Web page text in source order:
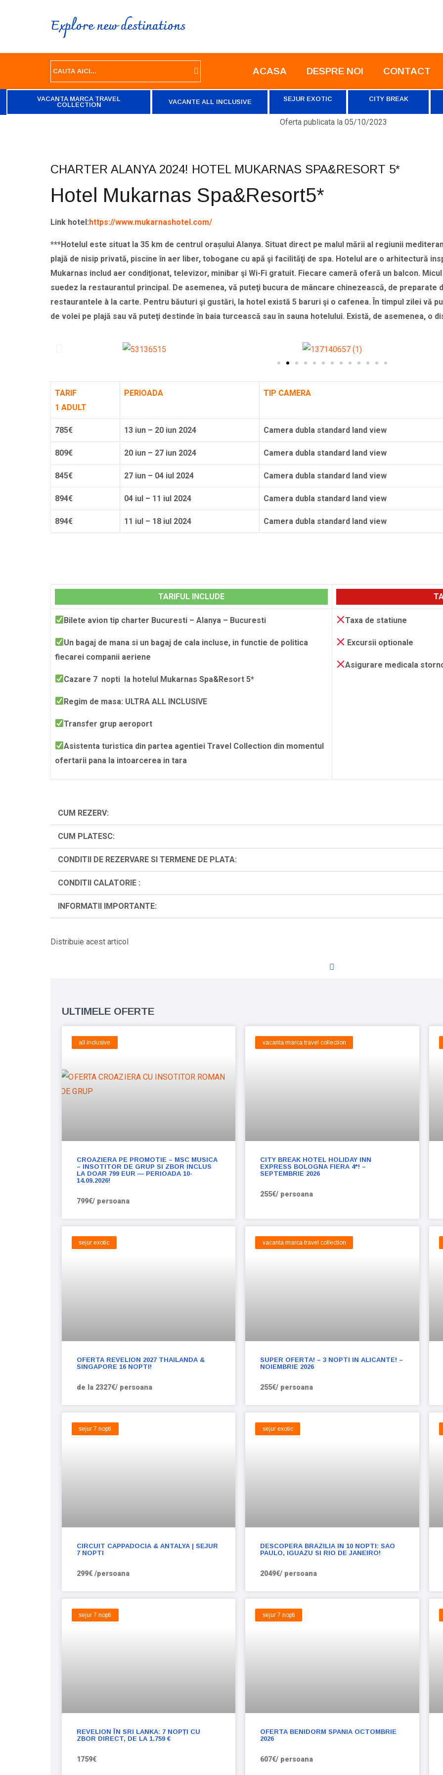
Explore new destinations
ACASA DESPRE NOI CONTACT
VACANTA MARCA TRAVEL
COLLECTION
VACANTE ALL INCLUSIVE SEJUR EXOTIC CITY BREAK
Oferta publicata la 05/10/2023
CHARTER ALANYA 2024! HOTEL MUKARNAS SPA&RESORT 5*
Hotel Mukarnas Spa&Resort5*
Link hotel: https://www.mukarnashotel.com/
***Hotelul este situat la 35 km de centrul orașului Alanya. Situat direct pe malul mării al regiunii
plajă de nisip privată, piscine în aer liber, tobogane cu apă şi facilităţi de spa. Hotelul are o arhitectură
Mukarnas includ aer condiţionat, televizor, minibar şi Wi-Fi gratuit. Fiecare cameră oferă un balcon.
suedez la restaurantul principal. De asemenea, vă puteţi bucura de mâncare chinezească, de preparate
restaurantele à la carte. Pentru băuturi şi gustări, la hotel există 5 baruri şi o cafenea. În timpul zilei vă
de volei pe plajă sau vă puteţi destinde în baia turcească sau în sauna hotelului. Există, de asemenea, o
TARIF
1 ADULT
PERIOADA TIP CAMERA
785€ 13 iun – 20 iun 2024 Camera dubla standard land view
809€ 20 iun – 27 iun 2024 Camera dubla standard land view
845€ 27 iun – 04 iul 2024 Camera dubla standard land view
894€ 04 iul – 11 iul 2024 Camera dubla standard land view
894€ 11 iul – 18 iul 2024 Camera dubla standard land view
TARIFUL INCLUDE
Bilete avion tip charter Bucuresti – Alanya – Bucuresti
Un bagaj de mana si un bagaj de cala incluse, in functie de politica
fiecarei companii aeriene
Cazare 7 nopti la hotelul Mukarnas Spa&Resort 5*
Regim de masa: ULTRA ALL INCLUSIVE
Transfer grup aeroport
Asistenta turistica din partea agentiei Travel Collection din momentul
ofertarii pana la intoarcerea in tara
Taxa de statiune
Excursii optionale
Asigurare medicala
CUM REZERV:
CUM PLATESC:
CONDITII DE REZERVARE SI TERMENE DE PLATA:
CONDITII CALATORIE :
INFORMATII IMPORTANTE:
Distribuie acest articol
ULTIMELE OFERTE
all inclusive
CROAZIERA PE PROMOTIE – MSC MUSICA
– INSOTITOR DE GRUP SI ZBOR INCLUS
LA DOAR 799 EUR — PERIOADA 10-
14.09.2026!
799€/ persoana
vacanta marca travel collection
CITY BREAK HOTEL HOLIDAY INN
EXPRESS BOLOGNA FIERA 4*! –
SEPTEMBRIE 2026
255€/ persoana
sejur exotic
OFERTA REVELION 2027 THAILANDA &
SINGAPORE 16 NOPTI!
de la 2327€/ persoana
vacanta marca travel collection
SUPER OFERTA! – 3 NOPTI IN ALICANTE! –
NOIEMBRIE 2026
255€/ persoana
sejur 7 nopti
CIRCUIT CAPPADOCIA & ANTALYA | SEJUR
7 NOPTI
299€ /persoana
sejur exotic
DESCOPERA BRAZILIA IN 10 NOPTI: SAO
PAULO, IGUAZU SI RIO DE JANEIRO!
2049€/ persoana
sejur 7 nopti
REVELION ÎN SRI LANKA: 7 NOPȚI CU
ZBOR DIRECT, DE LA 1.759 €
1759€
sejur 7 nopti
OFERTA BENIDORM SPANIA OCTOMBRIE
2026
607€/ persoana